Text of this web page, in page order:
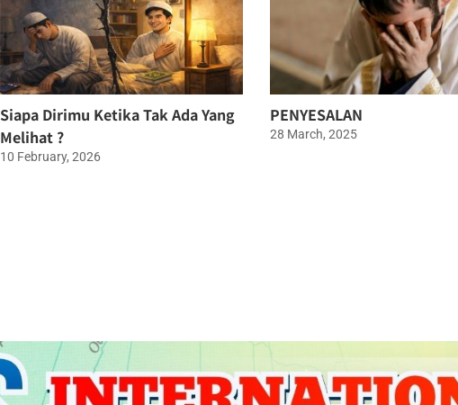
Siapa Dirimu Ketika Tak Ada Yang
Melihat ?
10 February, 2026
PENYESALAN
28 March, 2025